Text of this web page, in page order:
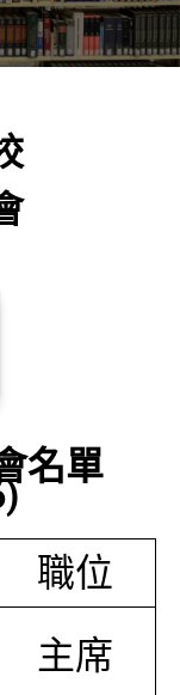
名單
職位
主席